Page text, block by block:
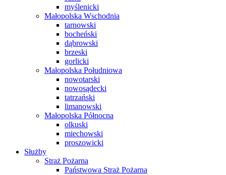
myślenicki
Małopolska Wschodnia
tarnowski
bocheński
dąbrowski
brzeski
gorlicki
Małopolska Południowa
nowotarski
nowosądecki
tatrzański
limanowski
Małopolska Północna
olkuski
miechowski
proszowicki
Służby
Straż Pożarna
Państwowa Straż Pożarna